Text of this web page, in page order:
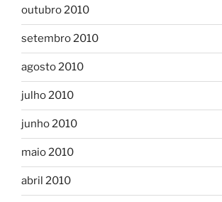
outubro 2010
setembro 2010
agosto 2010
julho 2010
junho 2010
maio 2010
abril 2010